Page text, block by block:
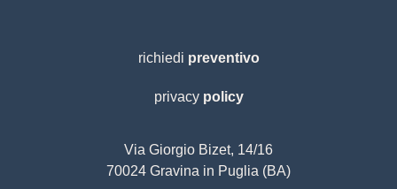
Via Giorgio Bizet, 14/16
70024 Gravina in Puglia (BA)
richiedi preventivo
privacy policy